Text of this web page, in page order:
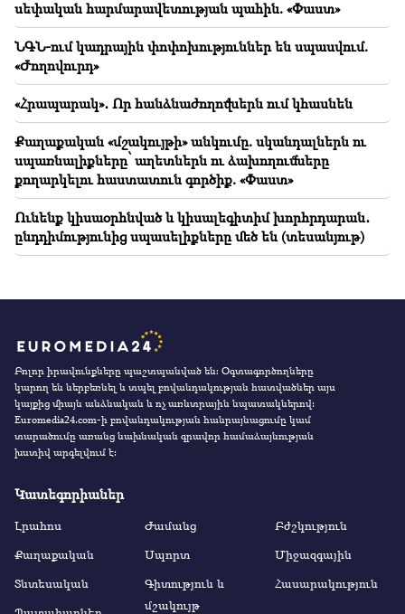
մտահոգիչ են. Ռուբինյանը՝ Մատվիենկոյին
սեփական հարմարավետության պահին. «Փաստ»
ՆԳՆ-ում կադրային փոփոխություններ են սպասվում.
«Ժողովուրդ»
«Հրապարակ»․ Որ հանձնաժողովներն ում կհասնեն
Քաղաքական «մշակույթի» անկումը. սկանդալներն ու
սպառնալիքները՝ աղետներն ու ձախողումները
քողարկելու հաստատուն գործիք. «Փաստ»
Ունենք կիսաօրհնված և կիսալեգիտիմ խորհրդարան․
ընդդիմությունից սպասելիքները մեծ են (տեսանյութ)
Բոլոր իրավունքները պաշտպանված են։ Օգտագործողները
կարող են ներբեռնել և տպել բովանդակության հատվածներ այս
կայքից միայն անձնական և ոչ առևտրային նպատակներով:
Euromedia24.com-ի բովանդակության հանրայնացումը կամ
տարածումը առանց նախնական գրավոր համաձայնության
խստիվ արգելվում է:
Կատեգորիաներ
Լրահոս
Քաղաքական
Տնտեսական
Ժամանց
Սպորտ
Գիտություն և
մշակույթ
Բժշկություն
Միջազգային
Հասարակություն